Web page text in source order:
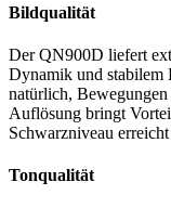
Bildqualität
Der QN900D liefert
Dynamik und stabilem
natürlich,
Auflösung bringt
Schwarzniveau
Tonqualität